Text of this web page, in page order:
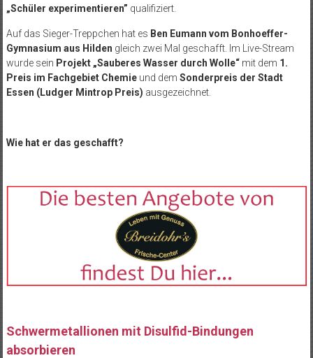
„Schüler experimentieren” qualifiziert.
Auf das Sieger-Treppchen hat es Ben Eumann vom Bonhoeffer-
Gymnasium aus Hilden gleich zwei Mal geschafft. Im Live-Stream
wurde sein Projekt „Sauberes Wasser durch Wolle“mit dem 1.
Preis im Fachgebiet Chemieund dem Sonderpreis der Stadt
Essen (Ludger Mintrop Preis) ausgezeichnet.
Wie hat er das geschafft?
Schwermetallionen mit Disulfid-Bindungen
absorbieren